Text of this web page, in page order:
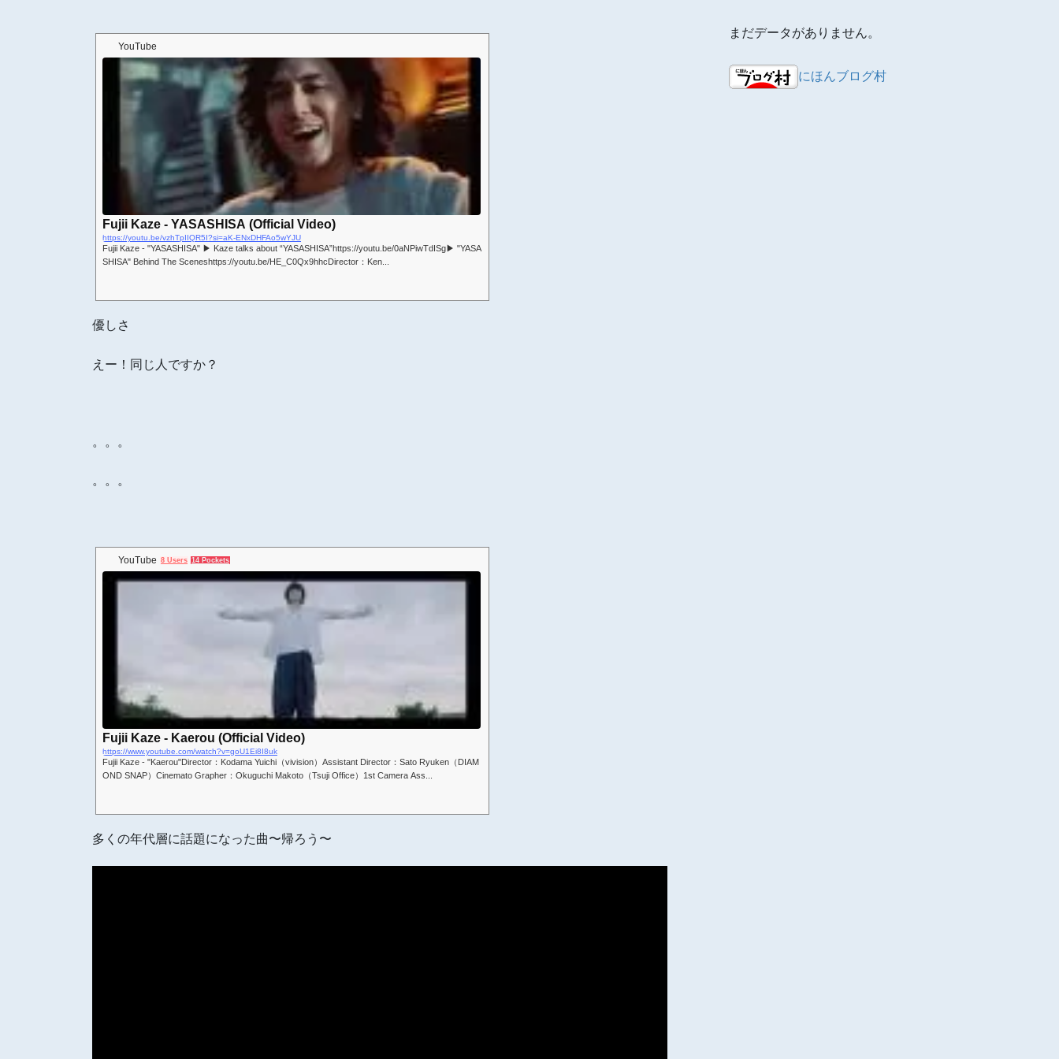
YouTube
Fujii Kaze - YASASHISA (Official Video)
https://youtu.be/vzhTpIIQR5I?si=aK-ENxDHFAo5wYJU
Fujii Kaze - "YASASHISA" ▶︎ Kaze talks about “YASASHISA”https://youtu.be/0aNPiwTdISg▶︎ "YASA
SHISA" Behind The Sceneshttps://youtu.be/HE_C0Qx9hhcDirector：Ken...
優しさ
えー！同じ人ですか？
。。。
。。。
YouTube 8 Users 14 Pockets
Fujii Kaze - Kaerou (Official Video)
https://www.youtube.com/watch?v=goU1Ei8I8uk
Fujii Kaze - "Kaerou"Director：Kodama Yuichi（vivision）Assistant Director：Sato Ryuken（DIAM
OND SNAP）Cinemato Grapher：Okuguchi Makoto（Tsuji Office）1st Camera Ass...
多くの年代層に話題になった曲〜帰ろう〜
まだデータがありません。
にほんブログ村